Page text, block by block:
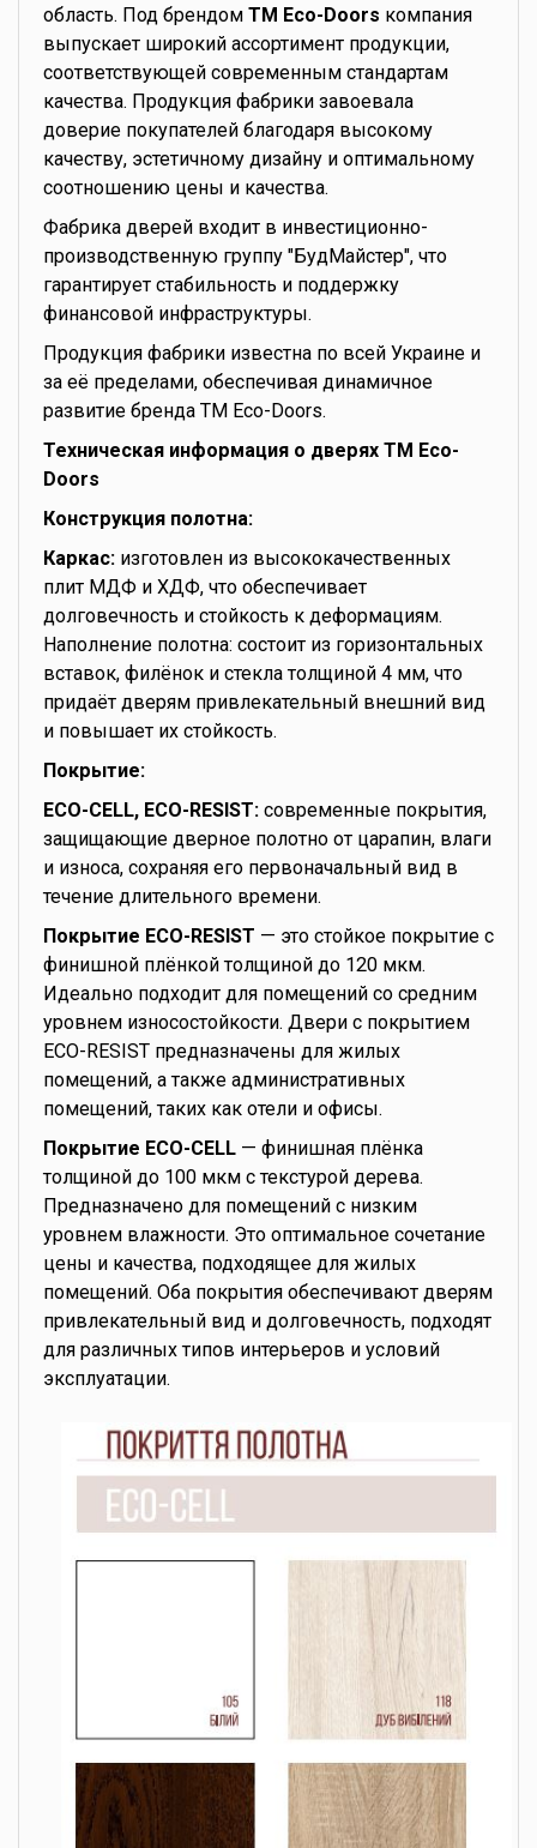
область. Под брендом TM Eco-Doors компания
выпускает широкий ассортимент продукции,
соответствующей современным стандартам
качества. Продукция фабрики завоевала
доверие покупателей благодаря высокому
качеству, эстетичному дизайну и оптимальному
соотношению цены и качества.
Фабрика дверей входит в инвестиционно-
производственную группу "БудМайстер", что
гарантирует стабильность и поддержку
финансовой инфраструктуры.
Продукция фабрики известна по всей Украине и
за её пределами, обеспечивая динамичное
развитие бренда TM Eco-Doors.
Техническая информация о дверях TM Eco-
Doors
Конструкция полотна:
Каркас: изготовлен из высококачественных
плит МДФ и ХДФ, что обеспечивает
долговечность и стойкость к деформациям.
Наполнение полотна: состоит из горизонтальных
вставок, филёнок и стекла толщиной 4 мм, что
придаёт дверям привлекательный внешний вид
и повышает их стойкость.
Покрытие:
ECO-CELL, ECO-RESIST: современные покрытия,
защищающие дверное полотно от царапин, влаги
и износа, сохраняя его первоначальный вид в
течение длительного времени.
Покрытие ECO-RESIST — это стойкое покрытие с
финишной плёнкой толщиной до 120 мкм.
Идеально подходит для помещений со средним
уровнем износостойкости. Двери с покрытием
ECO-RESIST предназначены для жилых
помещений, а также административных
помещений, таких как отели и офисы.
Покрытие ECO-CELL — финишная плёнка
толщиной до 100 мкм с текстурой дерева.
Предназначено для помещений с низким
уровнем влажности. Это оптимальное сочетание
цены и качества, подходящее для жилых
помещений. Оба покрытия обеспечивают дверям
привлекательный вид и долговечность, подходят
для различных типов интерьеров и условий
эксплуатации.